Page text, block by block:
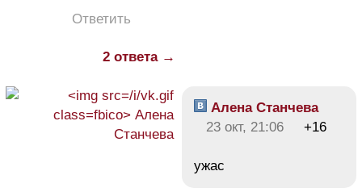
Ответить
2 ответа →
Алена Станчева
23 окт, 21:06
+16
ужас